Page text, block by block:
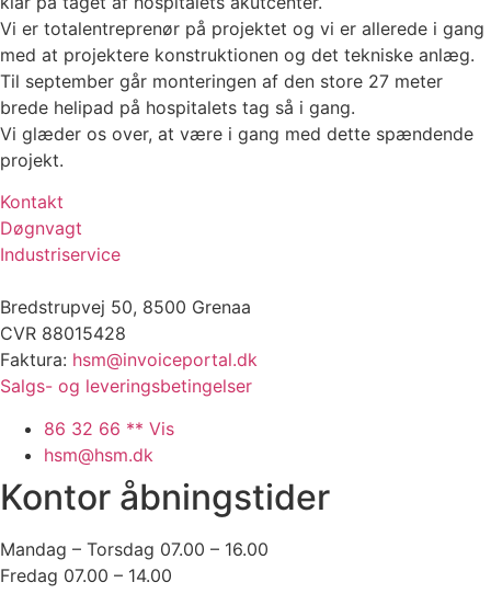
Vi er totalentreprenør på projektet og vi er allerede i gang
med at projektere konstruktionen og det tekniske anlæg.
Til september går monteringen af den store 27 meter
brede helipad på hospitalets tag så i gang.
Vi glæder os over, at være i gang med dette spændende
projekt.
Kontakt
Døgnvagt
Industriservice
Bredstrupvej 50, 8500 Grenaa
CVR 88015428
Faktura: hsm@invoiceportal.dk
Salgs- og leveringsbetingelser
86 32 66 ** Vis
hsm@hsm.dk
Kontor åbningstider
Mandag – Torsdag 07.00 – 16.00
Fredag 07.00 – 14.00